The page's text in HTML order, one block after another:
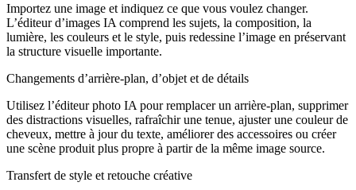
Importez une image et indiquez ce que vous voulez changer.
L’éditeur d’images IA comprend les sujets, la composition, la
lumière, les couleurs et le style, puis redessine l’image en préservant
la structure visuelle importante.
Changements d’arrière-plan, d’objet et de détails
Utilisez l’éditeur photo IA pour remplacer un arrière-plan, supprimer
des distractions visuelles, rafraîchir une tenue, ajuster une couleur de
cheveux, mettre à jour du texte, améliorer des accessoires ou créer
une scène produit plus propre à partir de la même image source.
Transfert de style et retouche créative